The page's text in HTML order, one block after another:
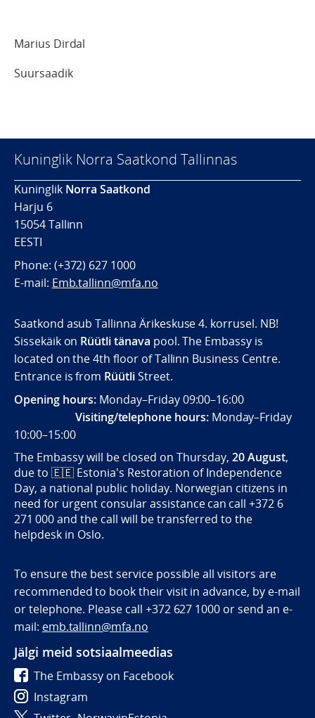
Marius Dirdal
Suursaadik
Kuninglik Norra Saatkond Tallinnas
KuninglikNorra Saatkond
Harju 6
15054 Tallinn
EESTI
Phone: (+372) 627 1000
E-mail: Emb.tallinn@mfa.no
Saatkond asub Tallinna Ärikeskuse 4. korrusel. NB!
Sissekäik on Rüütli tänava pool. The Embassy is
located on the 4th floor of Tallinn Business Centre.
Entrance is from RüütliStreet.
Opening hours: Monday–Friday 09:00–16:00
Visiting/telephone hours: Monday–Friday
10:00–15:00
The Embassy will be closed on Thursday, 20 August,
due to 🇪🇪 Estonia's Restoration of Independence
Day, a national public holiday. Norwegian citizens in
need for urgent consular assistance can call +372 6
271 000 and the call will be transferred to the
helpdesk in Oslo.
To ensure the best service possible all visitors are
recommended to book their visit in advance, by e-mail
or telephone. Please call +372 627 1000 or send an e-
mail: emb.tallinn@mfa.no
Jälgi meid sotsiaalmeedias
The Embassy on Facebook
Instagram